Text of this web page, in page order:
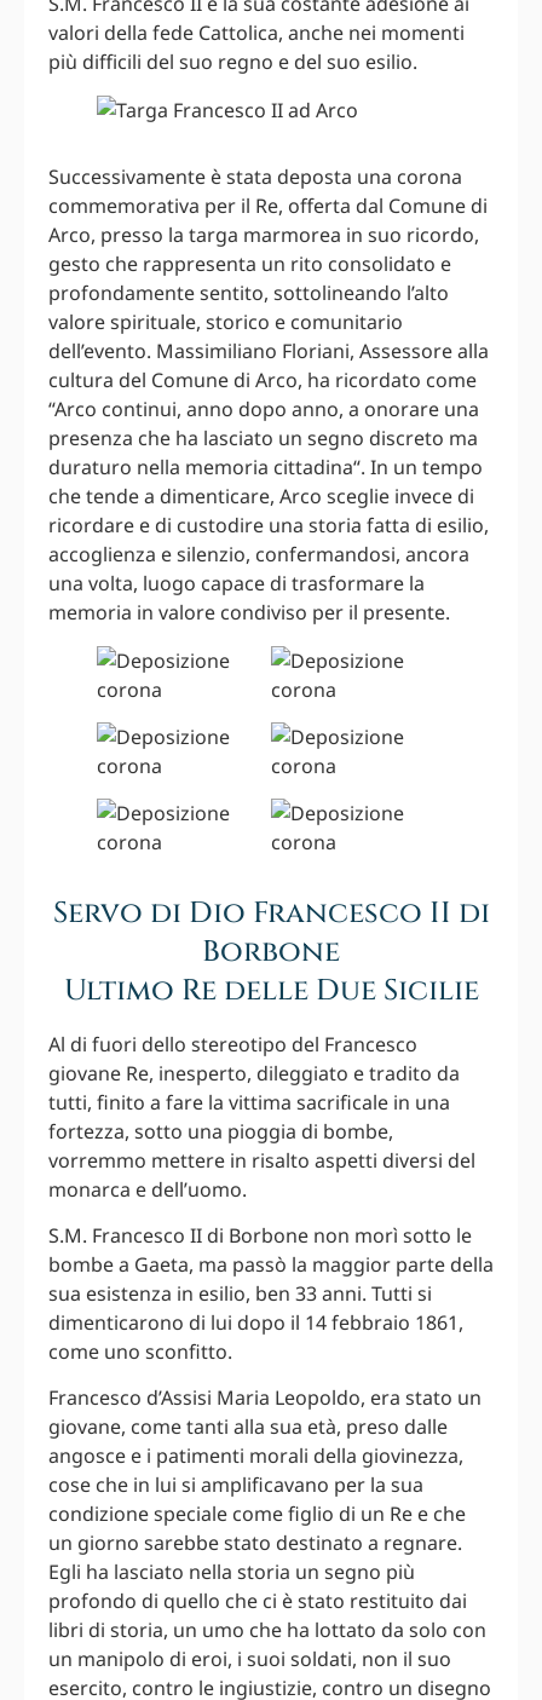
valori della fede Cattolica, anche nei momenti
più difficili del suo regno e del suo esilio.
Successivamente è stata deposta una corona
commemorativa per il Re, offerta dal Comune di
Arco, presso la targa marmorea in suo ricordo,
gesto che rappresenta un rito consolidato e
profondamente sentito, sottolineando l’alto
valore spirituale, storico e comunitario
dell’evento. Massimiliano Floriani, Assessore alla
cultura del Comune di Arco, ha ricordato come
“Arco continui, anno dopo anno, a onorare una
presenza che ha lasciato un segno discreto ma
duraturo nella memoria cittadina“. In un tempo
che tende a dimenticare, Arco sceglie invece di
ricordare e di custodire una storia fatta di esilio,
accoglienza e silenzio, confermandosi, ancora
una volta, luogo capace di trasformare la
memoria in valore condiviso per il presente.
Servo di Dio Francesco II di
Borbone
Ultimo Re delle Due Sicilie
Al di fuori dello stereotipo del Francesco
giovane Re, inesperto, dileggiato e tradito da
tutti, finito a fare la vittima sacrificale in una
fortezza, sotto una pioggia di bombe,
vorremmo mettere in risalto aspetti diversi del
monarca e dell’uomo.
S.M. Francesco II di Borbone non morì sotto le
bombe a Gaeta, ma passò la maggior parte della
sua esistenza in esilio, ben 33 anni. Tutti si
dimenticarono di lui dopo il 14 febbraio 1861,
come uno sconfitto.
Francesco d’Assisi Maria Leopoldo, era stato un
giovane, come tanti alla sua età, preso dalle
angosce e i patimenti morali della giovinezza,
cose che in lui si amplificavano per la sua
condizione speciale come figlio di un Re e che
un giorno sarebbe stato destinato a regnare.
Egli ha lasciato nella storia un segno più
profondo di quello che ci è stato restituito dai
libri di storia, un umo che ha lottato da solo con
un manipolo di eroi, i suoi soldati, non il suo
esercito, contro le ingiustizie, contro un disegno